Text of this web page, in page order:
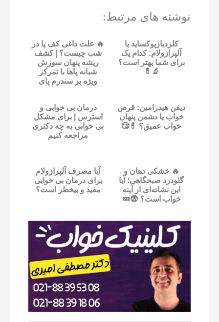
نوشته های مرتبط:
کلردیازپوکساید یا
آلپرازولام: کدام یک
برای شما بهتر است؟
🔬💊
🔥 علت داغی کف پا در
شب چیست؟ | کشف
ریشه پنهان سوزش
شبانه پاها با تمرکز
ویژه بر سندرم پای
دیفن هیدرامین: قرص
خواب یا دشمن پنهان
خواب عمیق؟ 💊😴
درمان بی خوابی و
استرس | برای مشکل
بی خوابی به چه دکتری
مراجعه کنیم
🔥 خشکی دهان و
گلودرد صبحگاهی؛ آیا
این نشانه‌ای از آپنه
خواب است؟ 😨💤
آیا مصرف آلپرازولام
برای درمان بی خوابی
مفید و بیخطر است؟